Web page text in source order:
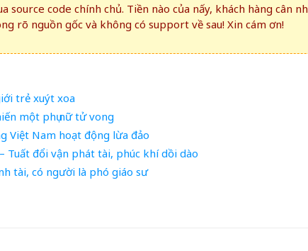
code chính chủ. Tiền nào của nấy, khách hàng cân
rõ nguồn gốc và không có support về sau! Xin cám ơn!
trẻ xuýt xoa
một phụ nữ tử vong
Việt Nam hoạt động lừa đảo
Tuất đổi vận phát tài, phúc khí dồi dào
tài, có người là phó giáo sư